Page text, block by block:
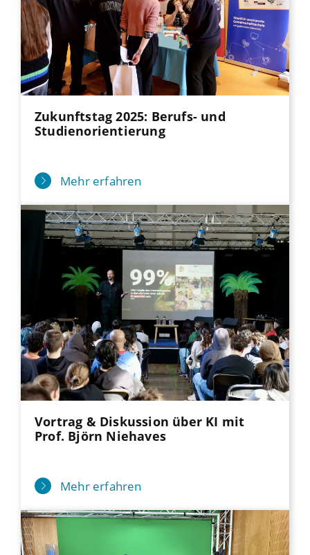
Zukunftstag 2025: Berufs- und
Studienorientierung
Mehr erfahren
Vortrag & Diskussion über KI mit
Prof. Björn Niehaves
Mehr erfahren